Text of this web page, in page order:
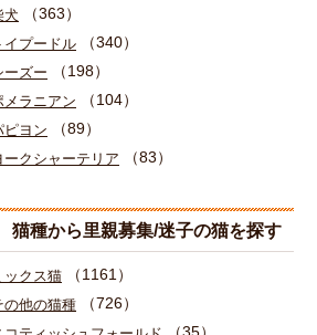
犬 （363）
イプードル （340）
ーズー （198）
メラニアン （104）
ピヨン （89）
ークシャーテリア （83）
猫種から里親募集/迷子の猫を探す
ックス猫 （1161）
の他の猫種 （726）